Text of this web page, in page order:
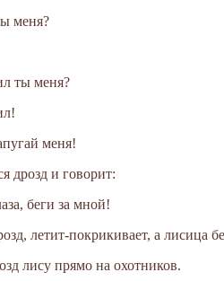
меня?
ты меня?
меня!
дрозд и говорит:
беги за мной!
летит-покрикивает, а лисица
лису прямо на охотников.